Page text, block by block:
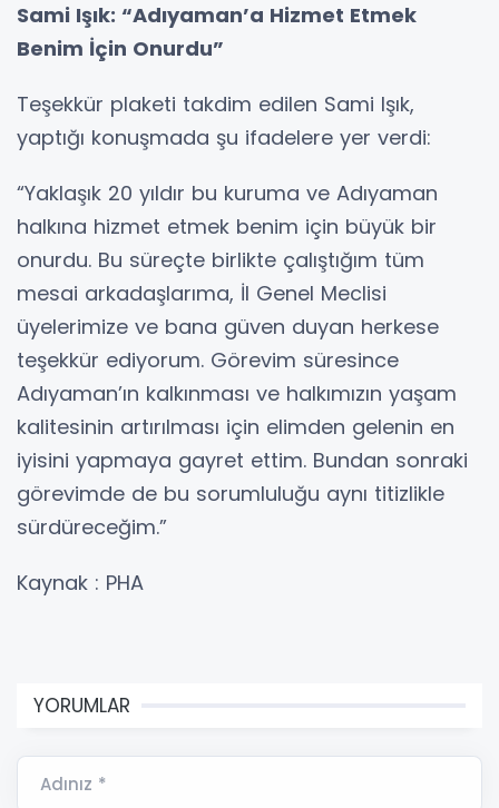
Sami Işık: “Adıyaman’a Hizmet Etmek
Benim İçin Onurdu”
Teşekkür plaketi takdim edilen Sami Işık,
yaptığı konuşmada şu ifadelere yer verdi:
“Yaklaşık 20 yıldır bu kuruma ve Adıyaman
halkına hizmet etmek benim için büyük bir
onurdu. Bu süreçte birlikte çalıştığım tüm
mesai arkadaşlarıma, İl Genel Meclisi
üyelerimize ve bana güven duyan herkese
teşekkür ediyorum. Görevim süresince
Adıyaman’ın kalkınması ve halkımızın yaşam
kalitesinin artırılması için elimden gelenin en
iyisini yapmaya gayret ettim. Bundan sonraki
görevimde de bu sorumluluğu aynı titizlikle
sürdüreceğim.”
Kaynak : PHA
YORUMLAR
Adınız *